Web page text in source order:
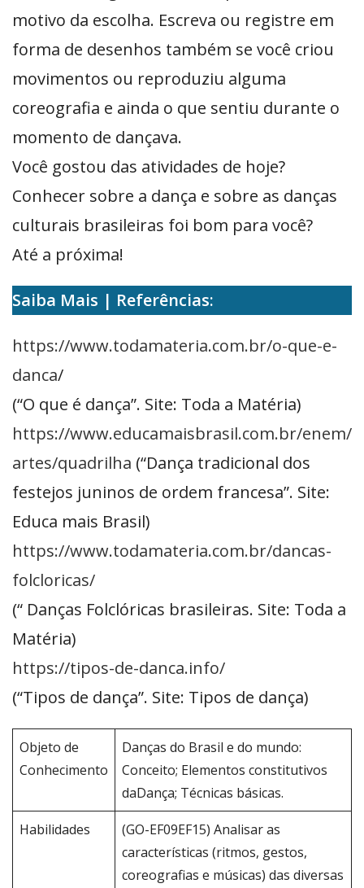
motivo da escolha. Escreva ou registre em
forma de desenhos também se você criou
movimentos ou reproduziu alguma
coreografia e ainda o que sentiu durante o
momento de dançava.
Você gostou das atividades de hoje?
Conhecer sobre a dança e sobre as danças
culturais brasileiras foi bom para você?
Até a próxima!
Saiba Mais | Referências:
https://www.todamateria.com.br/o-que-e-
danca/
(“O que é dança”. Site: Toda a Matéria)
https://www.educamaisbrasil.com.br/enem/
artes/quadrilha (“Dança tradicional dos
festejos juninos de ordem francesa”. Site:
Educa mais Brasil)
https://www.todamateria.com.br/dancas-
folcloricas/
(“ Danças Folclóricas brasileiras. Site: Toda a
Matéria)
https://tipos-de-danca.info/
(“Tipos de dança”. Site: Tipos de dança)
Objeto de
Conhecimento
Danças do Brasil e do mundo:
Conceito; Elementos constitutivos
daDança; Técnicas básicas.
Habilidades
(GO-EF09EF15) Analisar as
características (ritmos, gestos,
coreografias e músicas) das diversas